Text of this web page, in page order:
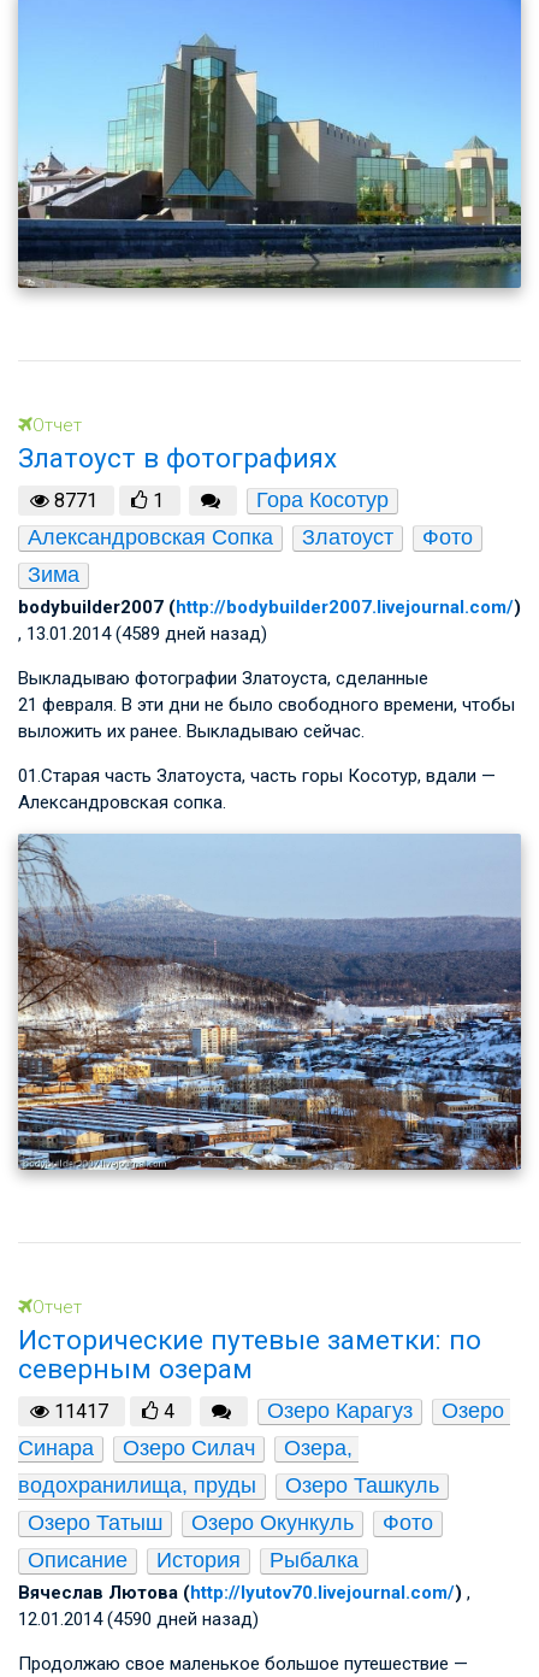
Отчет
Златоуст в фотографиях
8771 1
Гора Косотур
Александровская Сопка
Златоуст
Фото
Зима
bodybuilder2007 (http://bodybuilder2007.livejournal.com/)
, 13.01.2014 (4589 дней назад)
Выкладываю фотографии Златоуста, сделанные
21 февраля. В эти дни не было свободного времени, чтобы
выложить их ранее. Выкладываю сейчас.
01.Старая часть Златоуста, часть горы Косотур, вдали —
Александровская сопка.
Отчет
Исторические путевые заметки: по
северным озерам
11417 4 Озеро Карагуз
Озеро
Синара
Озеро Силач
Озера,
водохранилища, пруды
Озеро Ташкуль
Озеро Татыш
Озеро Окункуль
Фото
Описание
История Рыбалка
Вячеслав Лютова (http://lyutov70.livejournal.com/) ,
12.01.2014 (4590 дней назад)
Продолжаю свое маленькое большое путешествие —